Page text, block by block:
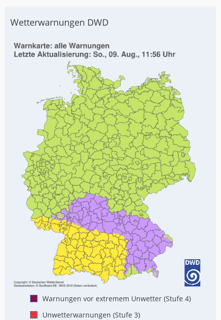
Wetterwarnungen DWD
Warnungen vor extremem Unwetter (Stufe 4)
Unwetterwarnungen (Stufe 3)